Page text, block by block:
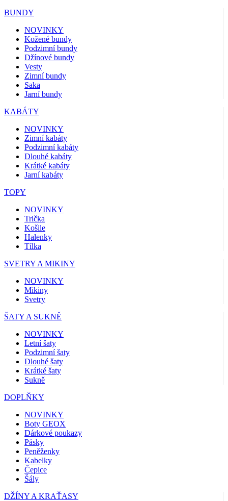
BUNDY
NOVINKY
Kožené bundy
Podzimní bundy
Džínové bundy
Vesty
Zimní bundy
Saka
Jarní bundy
KABÁTY
NOVINKY
Zimní kabáty
Podzimní kabáty
Dlouhé kabáty
Krátké kabáty
Jarní kabáty
TOPY
NOVINKY
Trička
Košile
Halenky
Tílka
SVETRY A MIKINY
NOVINKY
Mikiny
Svetry
ŠATY A SUKNĚ
NOVINKY
Letní šaty
Podzimní šaty
Dlouhé šaty
Krátké šaty
Sukně
DOPLŇKY
NOVINKY
Boty GEOX
Dárkové poukazy
Pásky
Peněženky
Kabelky
Čepice
Šály
DŽÍNY A KRAŤASY